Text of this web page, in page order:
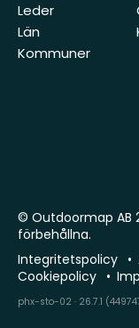
Leder
Län
Kommuner
© Outdoormap AB
förbehållna.
Integritetspolicy
Cookiepolicy
phx-sto-02 · 26.7.1